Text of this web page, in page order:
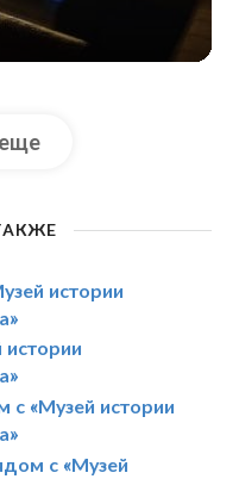
истории
с «Музей истории
с «Музей